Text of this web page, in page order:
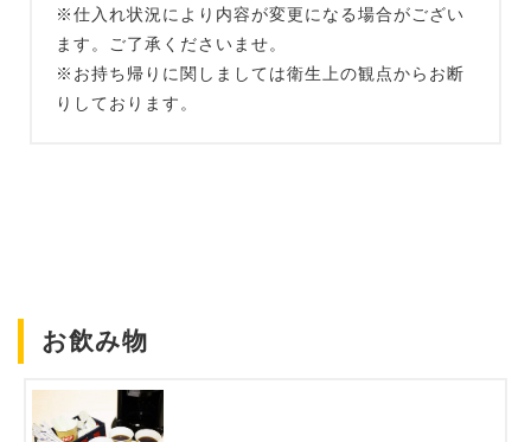
※仕入れ状況により内容が変更になる場合がござい
ます。ご了承くださいませ。
※お持ち帰りに関しましては衛生上の観点からお断
りしております。
お飲み物